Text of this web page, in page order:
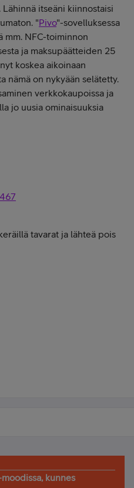
itseäni kiinnostaisi
"Pivo"-sovelluksessa
mm. NFC-toiminnon
ja maksupäätteiden 25
koskea aikoinaan
nämä on nykyään selätetty.
verkkokaupoissa ja
jo uusia ominaisuuksia
tavarat ja lähteä pois
kunnes